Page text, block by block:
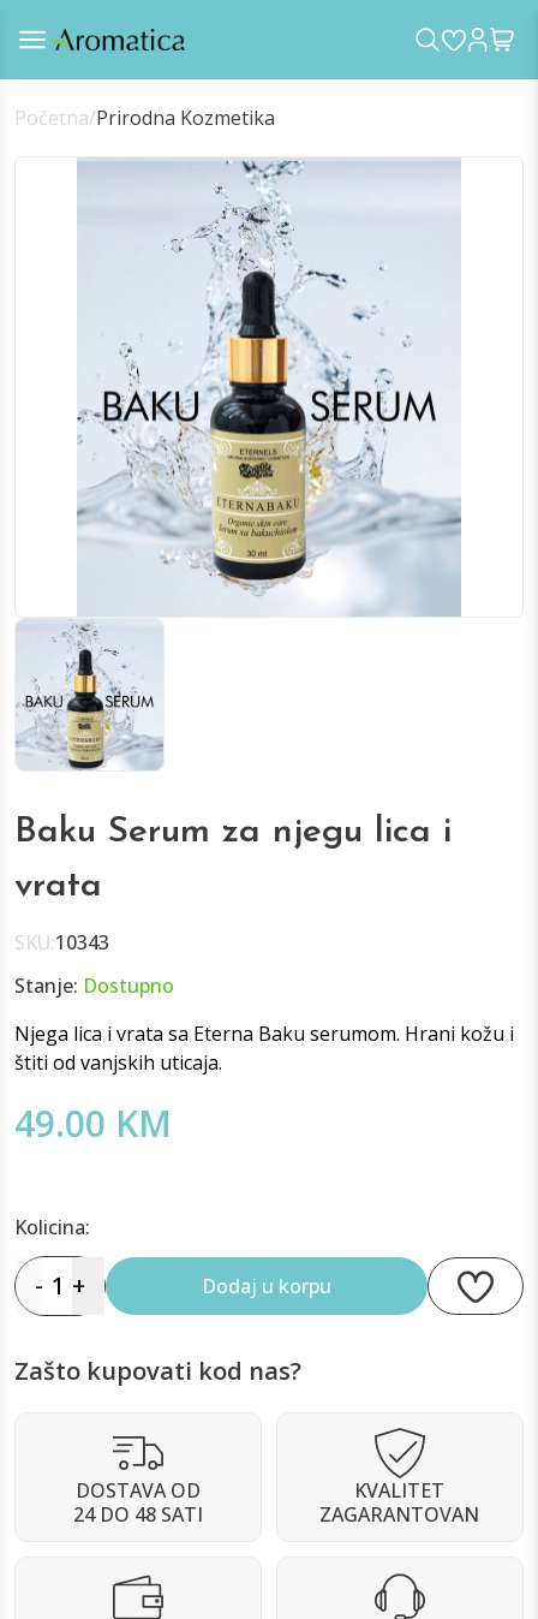
Početna/Prirodna Kozmetika
Baku Serum za njegu lica i
vrata
SKU:10343
Stanje: Dostupno
Njega lica i vrata sa Eterna Baku serumom. Hrani kožu i
štiti od vanjskih uticaja.
49.00 KM
Kolicina:
- 1 + Dodaj u korpu
Zašto kupovati kod nas?
DOSTAVA OD
24 DO 48 SATI
KVALITET
ZAGARANTOVAN